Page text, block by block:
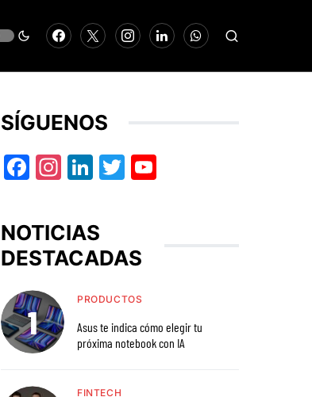
SÍGUENOS
Facebook
Instagram
LinkedIn
Twitter
NOTICIAS
DESTACADAS
PRODUCTOS
Asus te indica cómo elegir tu
próxima notebook con IA
FINTECH